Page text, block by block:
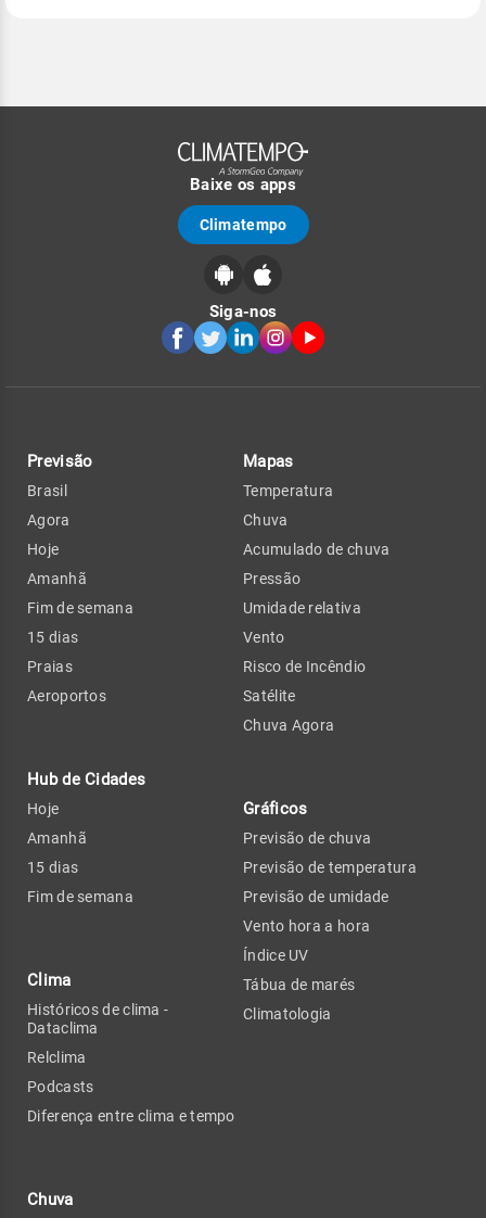
Baixe os apps
Climatempo
Siga-nos
Previsão
Brasil
Agora
Hoje
Amanhã
Fim de semana
15 dias
Praias
Aeroportos
Hub de Cidades
Hoje
Amanhã
15 dias
Fim de semana
Clima
Históricos de clima -
Dataclima
Relclima
Podcasts
Diferença entre clima e tempo
Chuva
Mapas
Temperatura
Chuva
Acumulado de chuva
Pressão
Umidade relativa
Vento
Risco de Incêndio
Satélite
Chuva Agora
Gráficos
Previsão de chuva
Previsão de temperatura
Previsão de umidade
Vento hora a hora
Índice UV
Tábua de marés
Climatologia